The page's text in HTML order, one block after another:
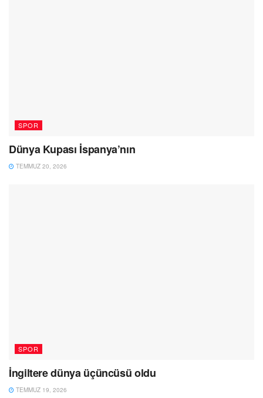
SPOR
Dünya Kupası İspanya’nın
TEMMUZ 20, 2026
SPOR
İngiltere dünya üçüncüsü oldu
TEMMUZ 19, 2026